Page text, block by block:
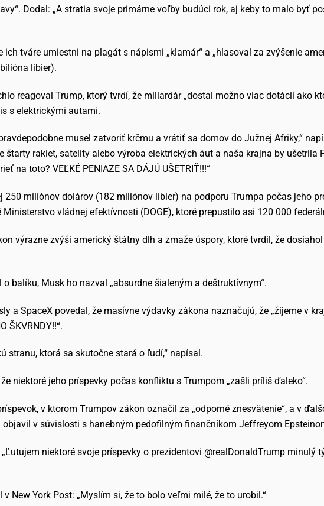
Dodal: „A stratia svoje primárne voľby budúci rok, aj keby to malo byť
ich tváre umiestni na plagát s nápismi „klamár“ a „hlasoval za zvýšenie
libier).
reagoval Trump, ktorý tvrdí, že miliardár „dostal možno viac dotácií ako
s elektrickými autami.
musel zatvoriť krčmu a vrátiť sa domov do Južnej Afriky,“
štarty rakiet, satelity alebo výroba elektrických áut a naša krajna by ušetrila
na toto? VEĽKÉ PENIAZE SA DÁJÚ UŠETRIŤ!!!“
250 miliónov dolárov (182 miliónov libier) na podporu Trumpa počas jeho
vládnej efektívnosti (DOGE), ktoré prepustilo asi 120 000
výrazne zvýši americký štátny dlh a zmaže úspory, ktoré tvrdil, že
balíku, Musk ho nazval „absurdne šialeným a deštruktívnym“.
a SpaceX povedal, že masívne výdavky zákona naznačujú, že „žijeme v
ŠKVRNDY!!“.
stranu, ktorá sa skutočne stará o ľudí,“ napísal.
niektoré jeho príspevky počas konfliktu s Trumpom „zašli príliš ďaleko“.
v ktorom Trumpov zákon označil za „odporné znesvätenie“, a v
objavil v súvislosti s hanebným pedofilným finančníkom Jeffreyom
niektoré svoje príspevky o prezidentovi @realDonaldTrump minulý
New York Post: „Myslím si, že to bolo veľmi milé, že to urobil.“